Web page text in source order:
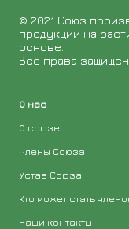
© 2021 Союз
продукции на
основе.
Все права
О нас
О союзе
Члены Союза
Устав Союза
Кто может стать
Наши контакты